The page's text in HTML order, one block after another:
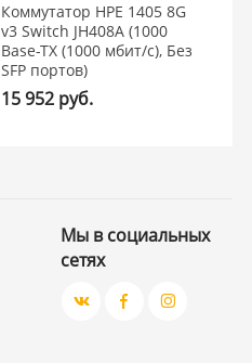
Коммутатор HPE 1405 8G
v3 Switch JH408A (1000
Base-TX (1000 мбит/с), Без
SFP портов)
15 952 руб.
Мы в социальных
сетях